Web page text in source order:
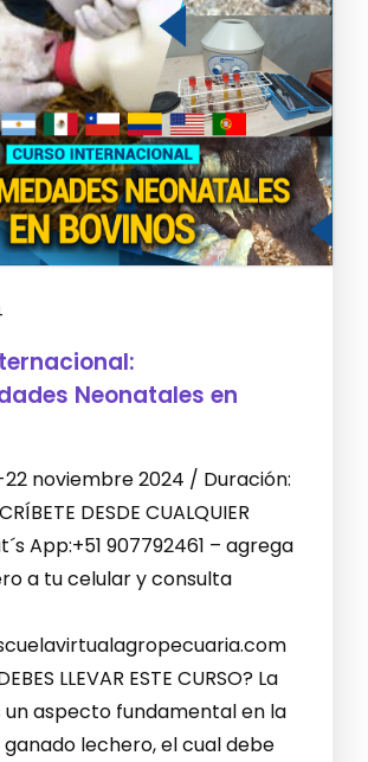
Neonatales en
22 noviembre 2024 / Duración:
DESDE CUALQUIER
App:+51 907792461 – agrega
a tu celular y consulta
LLEVAR ESTE CURSO? La
un aspecto fundamental en la
lechero, el cual debe